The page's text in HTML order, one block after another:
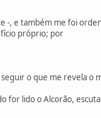
-, e também me foi
próprio; por
o que me revela o
for lido o Alcorão,